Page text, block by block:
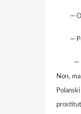
— Oui,
—
— Et
Non,